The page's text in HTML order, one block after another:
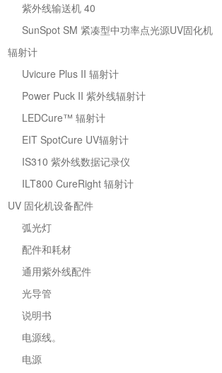
紫外线输送机 40
SunSpot SM 紧凑型中功率点光源UV固化机
辐射计
Uvicure Plus II 辐射计
Power Puck II 紫外线辐射计
LEDCure™ 辐射计
EIT SpotCure UV辐射计
IS310 紫外线数据记录仪
ILT800 CureRight 辐射计
UV 固化机设备配件
弧光灯
配件和耗材
通用紫外线配件
光导管
说明书
电源线。
电源